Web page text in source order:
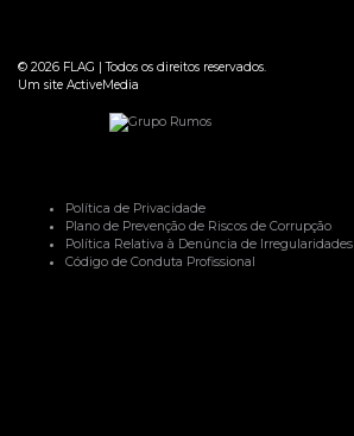
© 2026 FLAG |Todos os direitos reservados.
Um site ActiveMedia
Política de Privacidade
Plano de Prevenção de Riscos de Corrupção
Política Relativa à Denúncia de Irregularidades
Código de Conduta Profissional